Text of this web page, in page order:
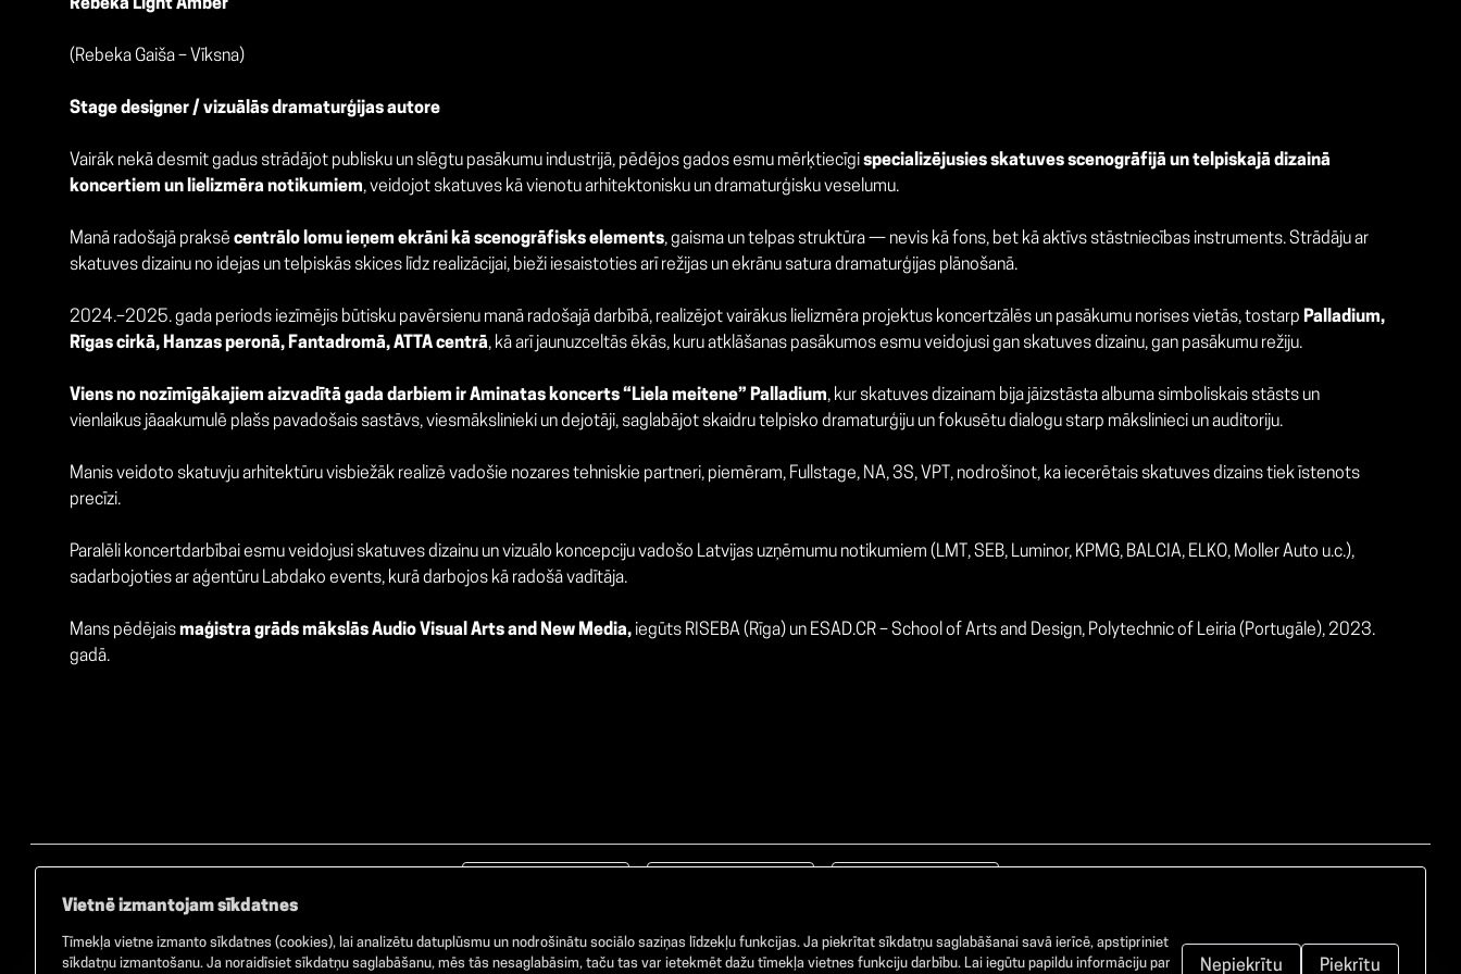
Rebeka Light Amber
(Rebeka Gaiša – Vīksna)
Stage designer / vizuālās dramaturģijas autore
Vairāk nekā desmit gadus strādājot publisku un slēgtu pasākumu industrijā, pēdējos gados esmu mērķtiecīgispecializējusies skatuves scenogrāfijā un telpiskajā dizainā
koncertiem un lielizmēra notikumiem, veidojot skatuves kā vienotu arhitektonisku un dramaturģisku veselumu.
Manā radošajā praksē centrālo lomu ieņem ekrāni kā scenogrāfisks elements, gaisma un telpas struktūra — nevis kā fons, bet kā aktīvs stāstniecības instruments. Strādāju ar
skatuves dizainu no idejas un telpiskās skices līdz realizācijai, bieži iesaistoties arī režijas un ekrānu satura dramaturģijas plānošanā.
2024.–2025. gada periods iezīmējis būtisku pavērsienu manā radošajā darbībā, realizējot vairākus lielizmēra projektus koncertzālēs un pasākumu norises vietās, tostarp Palladium,
Rīgas cirkā, Hanzas peronā, Fantadromā, ATTA centrā, kā arī jaunuzceltās ēkās, kuru atklāšanas pasākumos esmu veidojusi gan skatuves dizainu, gan pasākumu režiju.
Viens no nozīmīgākajiem aizvadītā gada darbiem ir Aminatas koncerts “Liela meitene” Palladium, kur skatuves dizainam bija jāizstāsta albuma simboliskais stāsts un
vienlaikus jāaakumulē plašs pavadošais sastāvs, viesmākslinieki un dejotāji, saglabājot skaidru telpisko dramaturģiju un fokusētu dialogu starp mākslinieci un auditoriju.
Manis veidoto skatuvju arhitektūru visbiežāk realizē vadošie nozares tehniskie partneri, piemēram, Fullstage, NA, 3S, VPT, nodrošinot, ka iecerētais skatuves dizains tiek īstenots
precīzi.
Paralēli koncertdarbībai esmu veidojusi skatuves dizainu un vizuālo koncepciju vadošo Latvijas uzņēmumu notikumiem (LMT, SEB, Luminor, KPMG, BALCIA, ELKO, Moller Auto u.c.),
sadarbojoties ar aģentūru Labdako events, kurā darbojos kā radošā vadītāja.
Mans pēdējaismaģistra grāds mākslās Audio Visual Arts and New Media, iegūts RISEBA (Rīga) un ESAD.CR – School of Arts and Design, Polytechnic of Leiria (Portugāle), 2023.
gadā.
Vietnē izmantojam sīkdatnes
Tīmekļa vietne izmanto sīkdatnes (cookies), lai analizētu datuplūsmu un nodrošinātu sociālo saziņas līdzekļu funkcijas. Ja piekrītat sīkdatņu saglabāšanai savā ierīcē, apstipriniet
sīkdatņu izmantošanu. Ja noraidīsiet sīkdatņu saglabāšanu, mēs tās nesaglabāsim, taču tas var ietekmēt dažu tīmekļa vietnes funkciju darbību. Lai iegūtu papildu informāciju par
Nepiekrītu Piekrītu